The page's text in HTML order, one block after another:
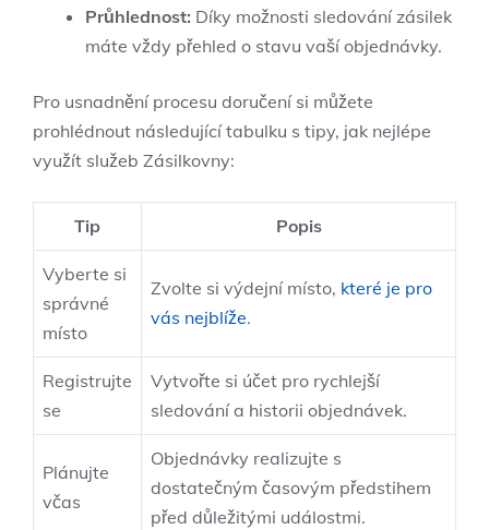
Průhlednost: Díky možnosti sledování zásilek
máte vždy přehled o stavu vaší objednávky.
Pro usnadnění procesu doručení si můžete
prohlédnout následující tabulku s tipy, jak nejlépe
využít služeb Zásilkovny:
Tip Popis
Vyberte si
správné
místo
Zvolte si výdejní místo, které je pro
vás nejblíže.
Registrujte
se
Vytvořte si účet pro rychlejší
sledování a historii objednávek.
Plánujte
včas
Objednávky realizujte s
dostatečným časovým předstihem
před důležitými událostmi.